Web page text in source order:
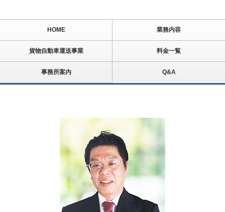
HOME 業務内容
貨物自動車運送事業 料金一覧
事務所案内 Q&A